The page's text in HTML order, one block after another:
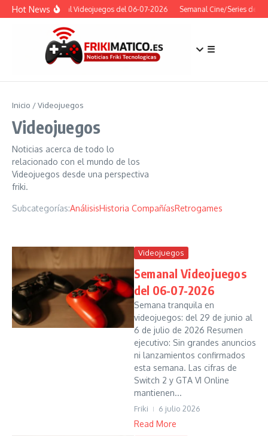
Saltar al contenido
Hot NewsSemanal Videojuegos del 06-07-2026 Semanal Cine/Series del
☰
Inicio /Videojuegos
Videojuegos
Noticias acerca de todo lo
relacionado con el mundo de los
Videojuegos desde una perspectiva
friki.
Subcategorías:AnálisisHistoria CompañíasRetrogames
Videojuegos
Semanal Videojuegos
del 06-07-2026
Semana tranquila en
videojuegos: del 29 de junio al
6 de julio de 2026 Resumen
ejecutivo: Sin grandes anuncios
ni lanzamientos confirmados
esta semana. Las cifras de
Switch 2 y GTA VI Online
mantienen...
Friki 6 julio 2026
Read More